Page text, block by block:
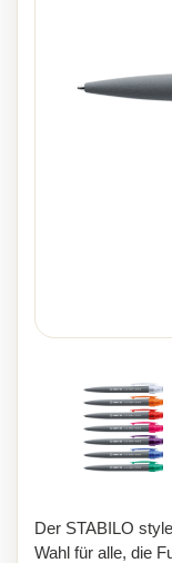
Der STABILO
Wahl für alle, die